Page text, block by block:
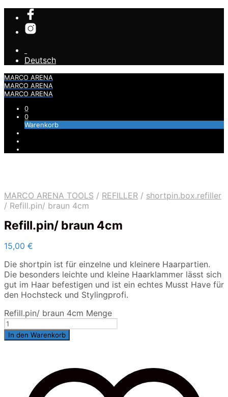
Deutsch
MARCO ARENA
MARCO ARENA
MARCO ARENA
0
0
Warenkorb
MARCO ARENA TOOLS / REFILLER / shortpin.box.refiller
/ Refill.pin/ braun 4cm
Refill.pin/ braun 4cm
15,00 €
Die shortpin ist für einzelne und kleinere Haarpartien.
Die besonders leichte und kleine Haarklammer lässt sich
gut im Haar befestigen und ist ein echtes Musst Have für
den Hochsteck und Stylingprofi.
Refill.pin/ braun 4cm Menge
In den Warenkorb